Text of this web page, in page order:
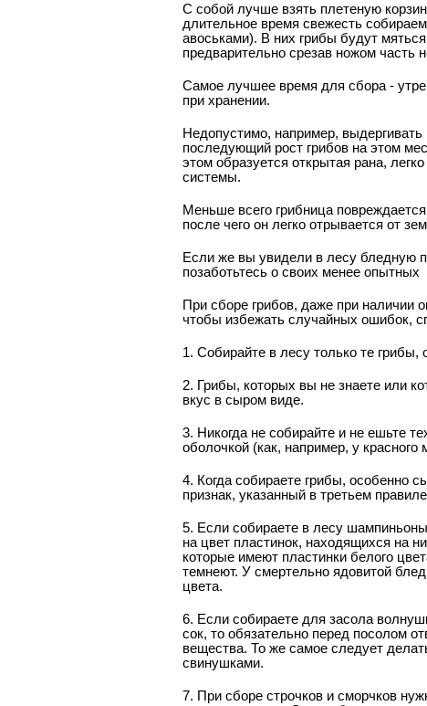
С собой лучше взять плетеную
длительное время свежесть
авоськами). В них грибы будут
предварительно срезав ножом часть
Самое лучшее время для сбора -
при хранении.
Недопустимо, например, выдергивать
последующий рост грибов на этом
этом образуется открытая рана,
системы.
Меньше всего грибница
после чего он легко отрывается от
Если же вы увидели в лесу бледную
позаботьтесь о своих менее опытных
При сборе грибов, даже при наличии
чтобы избежать случайных ошибок,
1. Собирайте в лесу только те
2. Грибы, которых вы не знаете или
вкус в сыром виде.
3. Никогда не собирайте и не ешьте
оболочкой (как, например, у
4. Когда собираете грибы, особенно
признак, указанный в третьем
5. Если собираете в лесу
на цвет пластинок, находящихся на
которые имеют пластинки белого
темнеют. У смертельно ядовитой
цвета.
6. Если собираете для засола
сок, то обязательно перед посолом
вещества. То же самое следует
свинушками.
7. При сборе строчков и сморчков